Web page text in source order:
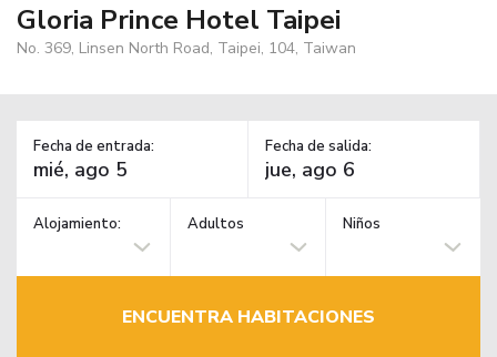
Gloria Prince Hotel Taipei
No. 369, Linsen North Road, Taipei, 104, Taiwan
Fecha de entrada: Fecha de salida:
Alojamiento: Adultos Niños
ENCUENTRA HABITACIONES